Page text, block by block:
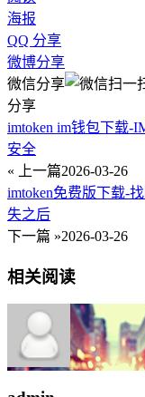
海报
QQ 分享
微博分享
微信分享
分享
imtoken im钱包下载-
安全
« 上一篇2026-03-26
imtoken免费版下载-
失之后
下一篇 »2026-03-26
相关阅读